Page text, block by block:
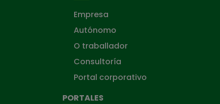
Empresa
Autónomo
O traballador
Consultoría
Portal corporativo
PORTALES